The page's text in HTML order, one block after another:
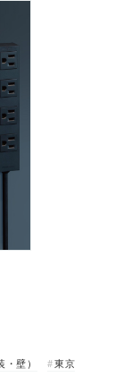
壁）
東京